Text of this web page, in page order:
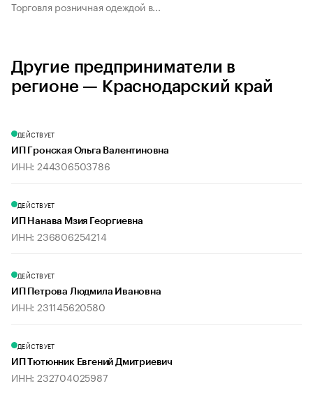
Торговля розничная одеждой в...
Другие предприниматели в
регионе — Краснодарский край
ДЕЙСТВУЕТ
ИП Гронская Ольга Валентиновна
ИНН: 244306503786
ДЕЙСТВУЕТ
ИП Нанава Мзия Георгиевна
ИНН: 236806254214
ДЕЙСТВУЕТ
ИП Петрова Людмила Ивановна
ИНН: 231145620580
ДЕЙСТВУЕТ
ИП Тютюнник Евгений Дмитриевич
ИНН: 232704025987